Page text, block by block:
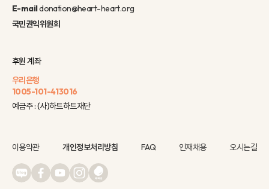
E-maildonation@heart-heart.org
국민권익위원회
후원 계좌
우리은행
1005-101-413016
예금주 : (사)하트하트재단
이용약관 개인정보처리방침 FAQ 인재채용 오시는길